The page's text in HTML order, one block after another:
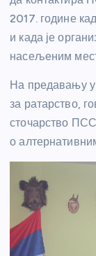
2017. године
и када је
насељеним
На предавању
за ратарство,
сточарство
о